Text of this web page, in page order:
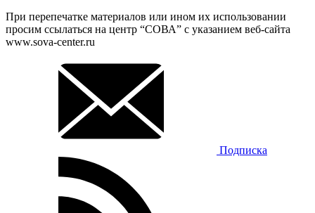
При перепечатке материалов или ином их использовании
просим ссылаться на центр “СОВА” с указанием веб-сайта
www.sova-center.ru
Подписка